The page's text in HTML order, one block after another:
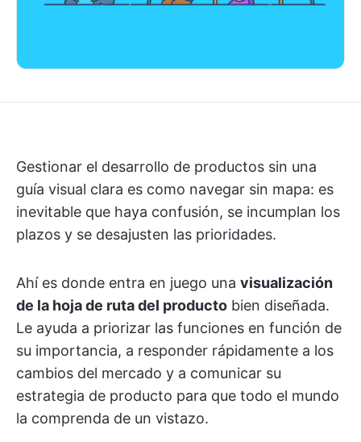
Gestionar el desarrollo de productos sin una
guía visual clara es como navegar sin mapa: es
inevitable que haya confusión, se incumplan los
plazos y se desajusten las prioridades.
Ahí es donde entra en juego una visualización
de la hoja de ruta del producto bien diseñada.
Le ayuda a priorizar las funciones en función de
su importancia, a responder rápidamente a los
cambios del mercado y a comunicar su
estrategia de producto para que todo el mundo
la comprenda de un vistazo.